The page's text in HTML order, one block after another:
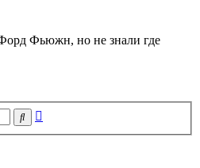
Фьюжн, но не знали где
Поиск